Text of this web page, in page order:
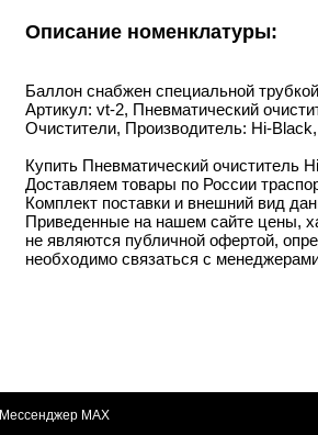
Описание номенклатуры:
Баллон снабжен специальной
Артикул: vt-2, Пневматический
Очистители, Производитель: Hi-
Купить Пневматический очиститель
Доставляем товары по России
Комплект поставки и внешний вид
Приведенные на нашем сайте цены,
не являются публичной офертой,
необходимо связаться с
Мессенджер MAX